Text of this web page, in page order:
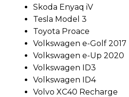
Skoda Enyaq iV
Tesla Model 3
Toyota Proace
Volkswagen e-Golf 2017
Volkswagen e-Up 2020
Volkswagen ID3
Volkswagen ID4
Volvo XC40 Recharge